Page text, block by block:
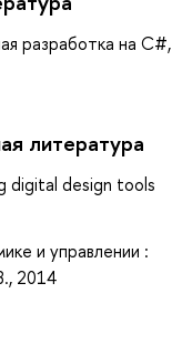
разработка на С#,
литература
digital design tools
и управлении :
2014